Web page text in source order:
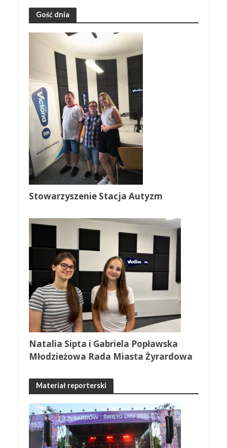
Gość dnia
Stowarzyszenie Stacja Autyzm
Natalia Sipta i Gabriela Popławska
Młodzieżowa Rada Miasta Żyrardowa
Materiał reporterski